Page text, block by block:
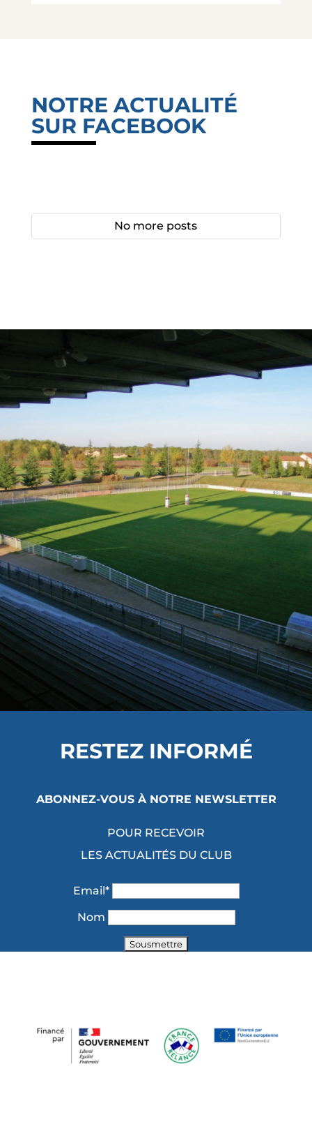
NOTRE ACTUALITÉ
SUR FACEBOOK
No more posts
RESTEZ INFORMÉ
ABONNEZ-VOUS À NOTRE NEWSLETTER
POUR RECEVOIR
LES ACTUALITÉS DU CLUB
Email*
Nom